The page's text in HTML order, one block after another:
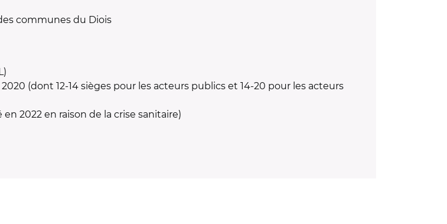
communes du Diois
(dont 12-14 sièges pour les acteurs publics et 14-20 pour les acteurs
2022 en raison de la crise sanitaire)